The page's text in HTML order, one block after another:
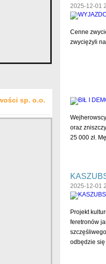
sp. o.o.
2025-12-01
Cenne
zwyciężyli
oraz
25 000 zł.
2025-12-01
Projekt
feretronów
odbędzie